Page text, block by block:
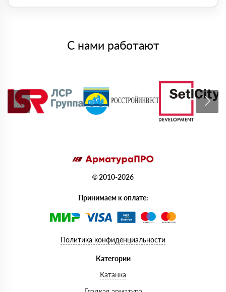
С нами работают
© 2010-2026
Принимаем к оплате:
Политика конфиденциальности
Категории
Катанка